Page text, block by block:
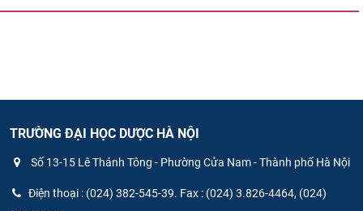
TRƯỜNG ĐẠI HỌC DƯỢC HÀ NỘI
Số 13-15 Lê Thánh Tông - Phường Cửa Nam - Thành phố Hà Nội
Điện thoại : (024) 382-545-39. Fax : (024) 3.826-4464, (024)